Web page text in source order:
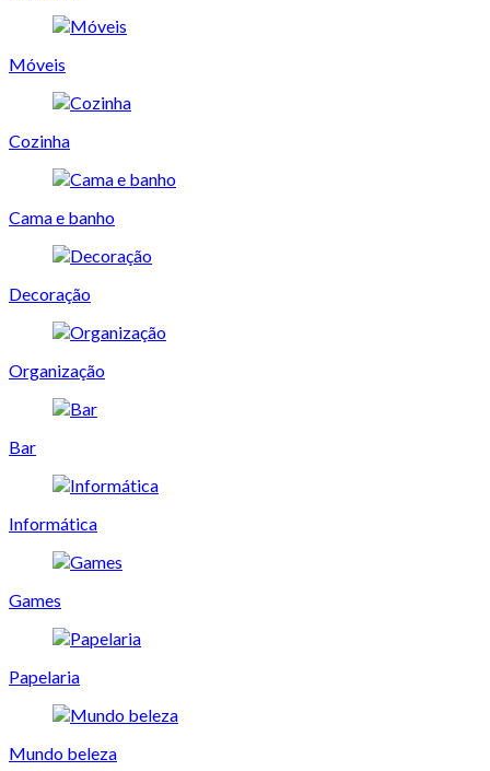
Móveis
Cozinha
Cama e banho
Decoração
Organização
Bar
Informática
Games
Papelaria
Mundo beleza